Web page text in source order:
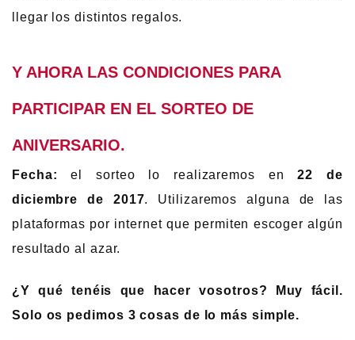
llegar los distintos regalos.
Y AHORA LAS CONDICIONES PARA
PARTICIPAR EN EL SORTEO DE
ANIVERSARIO.
Fecha: el sorteo lo realizaremos en22 de
diciembre de 2017. Utilizaremos alguna de las
plataformas por internet que permiten escoger algún
resultado al azar.
¿Y qué tenéis que hacer vosotros? Muy fácil.
Solo os pedimos 3 cosas de lo más simple.